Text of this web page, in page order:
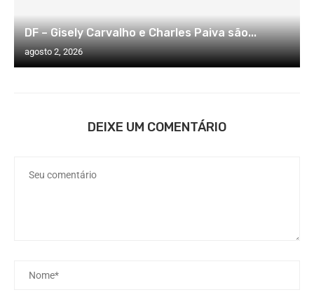
DF – Gisely Carvalho e Charles Paiva são...
agosto 2, 2026
DEIXE UM COMENTÁRIO